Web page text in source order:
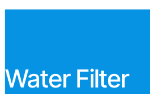
Water Filter